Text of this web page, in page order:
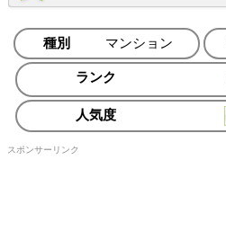
種別 マンション
ランク
人気度
スポンサーリンク